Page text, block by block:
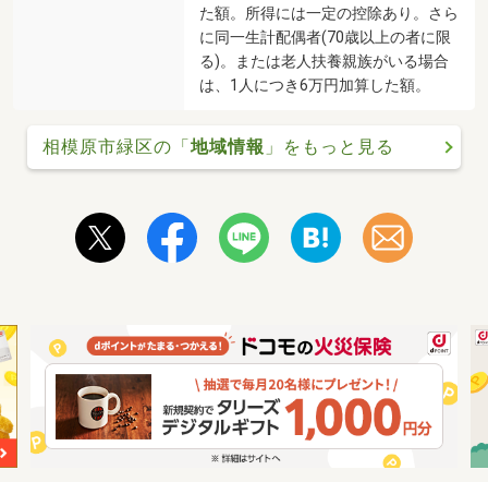
た額。所得には一定の控除あり。さら
に同一生計配偶者(70歳以上の者に限
る)。または老人扶養親族がいる場合
は、1人につき6万円加算した額。
相模原市緑区の「地域情報 」をもっと見る